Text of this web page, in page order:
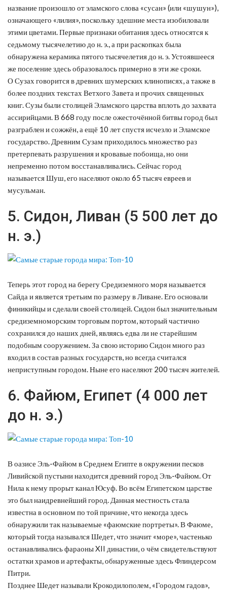
название произошло от эламского слова «сусан» (или «шушун»),
означающего «лилия», поскольку здешние места изобиловали
этими цветами. Первые признаки обитания здесь относятся к
седьмому тысячелетию до н. э., а при раскопках была
обнаружена керамика пятого тысячелетия до н. э. Устоявшееся
же поселение здесь образовалось примерно в эти же сроки.
О Сузах говорится в древних шумерских клинописях, а также в
более поздних текстах Ветхого Завета и прочих священных
книг. Сузы были столицей Эламского царства вплоть до захвата
ассирийцами. В 668 году после ожесточённой битвы город был
разграблен и сожжён, а ещё 10 лет спустя исчезло и Эламское
государство. Древним Сузам приходилось множество раз
претерпевать разрушения и кровавые побоища, но они
непременно потом восстанавливались. Сейчас город
называется Шуш, его населяют около 65 тысяч евреев и
мусульман.
5. Сидон, Ливан (5 500 лет до
н. э.)
Теперь этот город на берегу Средиземного моря называется
Сайда и является третьим по размеру в Ливане. Его основали
финикийцы и сделали своей столицей. Сидон был значительным
средиземноморским торговым портом, который частично
сохранился до наших дней, являясь едва ли не старейшим
подобным сооружением. За свою историю Сидон много раз
входил в состав разных государств, но всегда считался
неприступным городом. Ныне его населяют 200 тысяч жителей.
6. Файюм, Египет (4 000 лет
до н. э.)
В оазисе Эль-Файюм в Среднем Египте в окружении песков
Ливийской пустыни находится древний город Эль-Файюм. От
Нила к нему прорыт канал Юсуф. Во всём Египетском царстве
это был наидревнейший город. Данная местность стала
известна в основном по той причине, что некогда здесь
обнаружили так называемые «фаюмские портреты». В Фаюме,
который тогда назывался Шедет, что значит «море», частенько
останавливались фараоны XII династии, о чём свидетельствуют
остатки храмов и артефакты, обнаруженные здесь Флиндерсом
Питри.
Позднее Шедет называли Крокодилополем, «Городом гадов»,